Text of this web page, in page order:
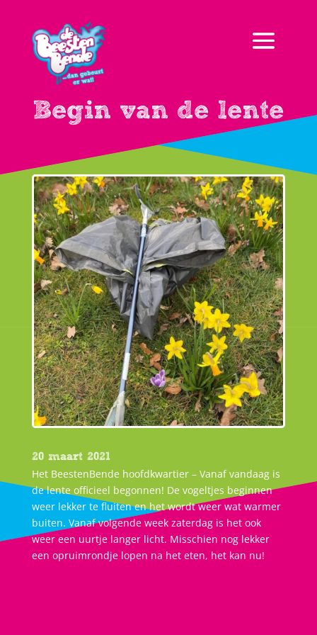
Begin van de lente
20 maart 2021
Het BeestenBende hoofdkwartier – Vanaf vandaag is
de lente officieel begonnen! De vogeltjes beginnen
weer lekker te fluiten en het wordt weer wat warmer
buiten. Vanaf volgende week zaterdag is het ook
weer een uurtje langer licht. Misschien nog lekker
een opruimrondje lopen na het eten, het kan nu!